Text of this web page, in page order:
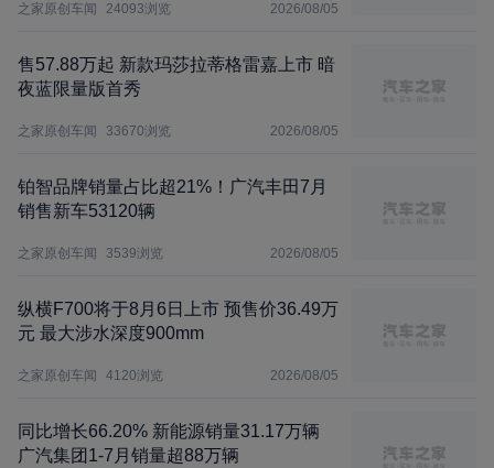
之家原创车闻 24093浏览 2026/08/05
售57.88万起 新款玛莎拉蒂格雷嘉上市 暗
夜蓝限量版首秀
之家原创车闻 33670浏览 2026/08/05
铂智品牌销量占比超21%！广汽丰田7月
销售新车53120辆
之家原创车闻 3539浏览 2026/08/05
纵横F700将于8月6日上市 预售价36.49万
元 最大涉水深度900mm
之家原创车闻 4120浏览 2026/08/05
同比增长66.20% 新能源销量31.17万辆
广汽集团1-7月销量超88万辆